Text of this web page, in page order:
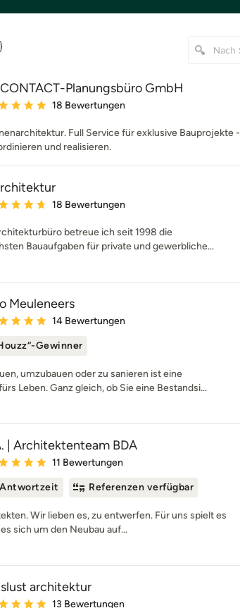
Planungsbüro GmbH
Bewertung: 5 von 5 Sternen
18 Bewertungen
Full Service für exklusive Bauprojekte -
und realisieren.
Bewertung: 4.7 von 5 Sternen
18 Bewertungen
betreue ich seit 1998 die
Bauaufgaben für private und gewerbliche...
Meuleneers
Bewertung: 5 von 5 Sternen
14 Bewertungen
Gewinner
umzubauen oder zu sanieren ist eine
Leben. Ganz gleich, ob Sie eine Bestandsi...
| Architektenteam BDA
Bewertung: 5 von 5 Sternen
11 Bewertungen
Referenzen verfügbar
Wir lieben es, zu entwerfen. Für uns spielt es
sich um den Neubau auf...
architektur
Bewertung: 5 von 5 Sternen
13 Bewertungen